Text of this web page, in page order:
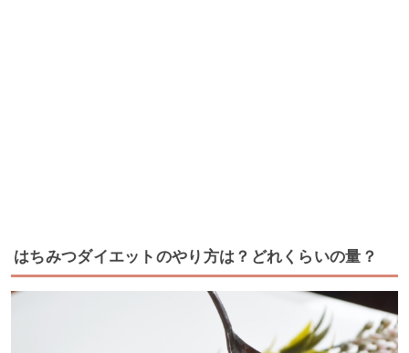
はちみつダイエットのやり方は？どれくらいの量？